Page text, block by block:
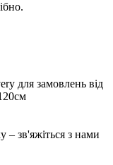
для замовлень від
– зв'яжіться з нами